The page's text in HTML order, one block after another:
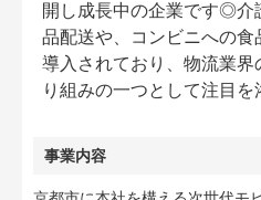
開し成長中の企業です◎介
品配送や、コンビニへの
導入されており、物流業界
り組みの一つとして注目
事業内容